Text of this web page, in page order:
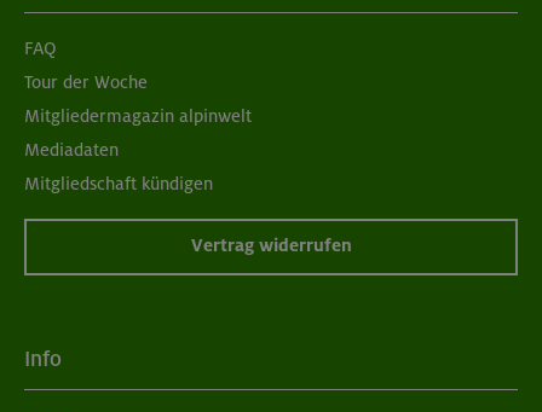
FAQ
Tour der Woche
Mitgliedermagazin alpinwelt
Mediadaten
Mitgliedschaft kündigen
Vertrag widerrufen
Info